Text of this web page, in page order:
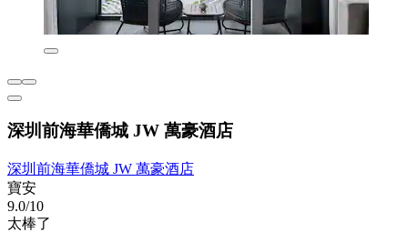
深圳前海華僑城 JW 萬豪酒店
深圳前海華僑城 JW 萬豪酒店
寶安
9.0/10
太棒了